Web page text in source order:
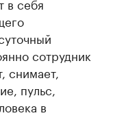
сотрудник
снимает,
пульс,
в